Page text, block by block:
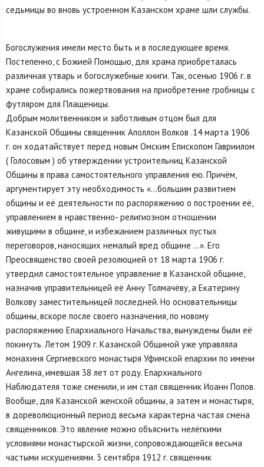
седьмицы во вновь устроенном Казанском храме шли службы.
Богослужения имели место быть и в последующее время.
Постепенно, с Божией Помощью, для храма приобреталась
различная утварь и богослужебные книги. Так, осенью 1906 г. в
храме собирались пожертвования на приобретение гробницы с
футляром для Плащеницы.
Добрым молитвенником и заботливым отцом был для
Казанской Общины священник Аполлон Волков .14 марта 1906
г. он ходатайствует перед новым Омским Епископом Гавриилом
( Голосовым ) об утверждении устроительниц Казанской
Общины в права самостоятельного управления ею. Причём,
аргументирует эту необходимость «…большим развитием
общины и её деятельности по распоряжению о построении её,
управлением в нравственно- религиозном отношении
живущими в общине, и избежанием различных пустых
переговоров, наносящих немалый вред общине …». Его
Преосвященство своей резолюцией от 18 марта 1906 г.
утвердил самостоятельное управление в Казанской общине,
назначив управительницей её Анну Толмачёву, а Екатерину
Волкову заместительницей последней. Но основательницы
общины, вскоре после своего назначения, по новому
распоряжению Епархиального Начальства, вынуждены были её
покинуть. Летом 1909 г. Казанской Общиной уже управляла
монахиня Сергиевского монастыря Уфимской епархии по имени
Ангелина, имевшая 38 лет от роду. Епархиального
Наблюдателя тоже сменили, и им стал священник Иоанн Попов.
Вообще, для Казанской женской общины, а затем и монастыря,
в дореволюционный период весьма характерна частая смена
священников. Это явление можно объяснить нелёгкими
условиями монастырской жизни, сопровождающейся весьма
частыми искушениями. 3 сентября 1912 г. священник